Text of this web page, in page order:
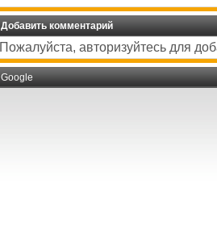
Добавить комментарий
Пожалуйста, авторизуйтесь для
Google